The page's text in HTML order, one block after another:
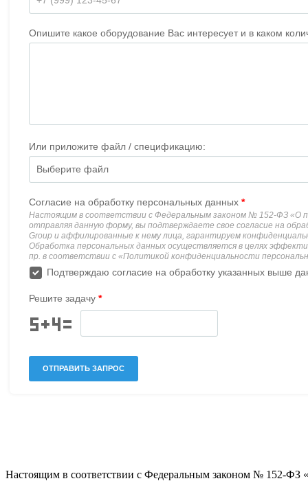
Настоящим в соответствии с Федеральным законом № 152-ФЗ